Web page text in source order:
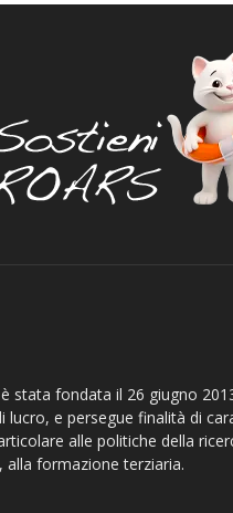
è stata fondata il 26 giugno
lucro, e persegue finalità di
alle politiche della
alla formazione terziaria.